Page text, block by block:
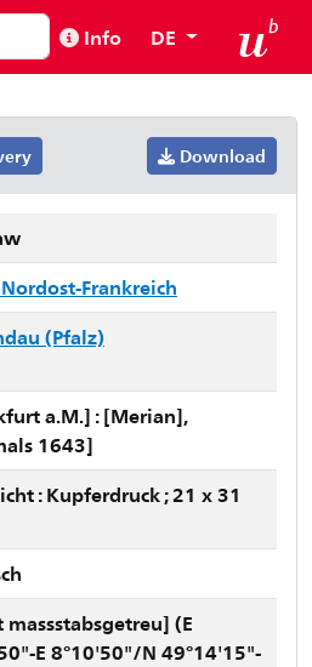
Info DE
Download
Frankreich
(Pfalz)
a.M.] : [Merian],
1643]
: Kupferdruck ; 21 x 31
massstabsgetreu] (E
E 8°10'50"/N 49°14'15"-